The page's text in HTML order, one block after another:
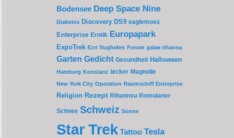
Bodensee Deep Space Nine
Diabetes Discovery DS9 eaglemoss
Enterprise Erotik Europapark
ExpoTrek Ezri flughafen Forum galae rihanna
Garten Gedicht Gesundheit Halloween
Hamburg Konstanz lecker Magnolie
New York City Operation Raumschiff Enterprise
Religion Rezept Rihannsu Romulaner
Schnee Schweiz Sonne
Star Trek Tattoo Tesla